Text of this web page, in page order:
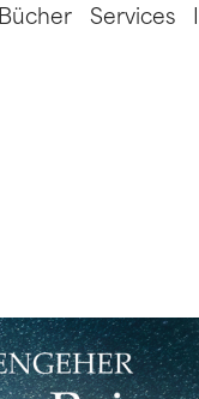
Bücher Services